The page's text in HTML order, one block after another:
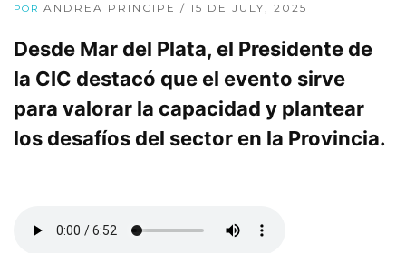
POR ANDREA PRINCIPE / 15 DE JULY, 2025
Desde Mar del Plata, el Presidente de
la CIC destacó que el evento sirve
para valorar la capacidad y plantear
los desafíos del sector en la Provincia.